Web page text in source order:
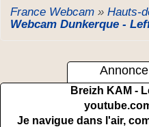
France Webcam » Hauts-
Webcam Dunkerque -
Breizh KAM -
Je navigue dans l'air,